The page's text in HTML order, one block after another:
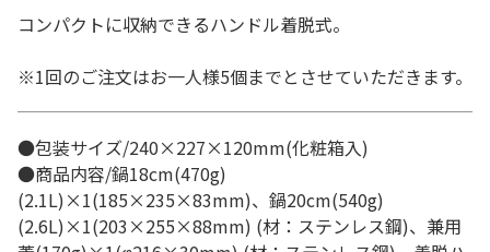
コンパクトに収納できるハンドル着脱式。
※1回のご注文はお一人様5個までとさせていただきます。
●包装サイズ/240×227×120mm(化粧箱入)
●商品内容/鍋18cm(470g)
(2.1L)×1(185×235×83mm)、鍋20cm(540g)
(2.6L)×1(203×255×88mm) (材：ステンレス鋼)、兼用